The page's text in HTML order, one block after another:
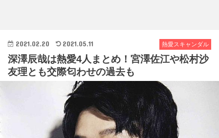
熱愛スキャンダル
2021.02.20 2021.05.11
深澤辰哉は熱愛4人まとめ！宮澤佐江や松村沙
友理とも交際匂わせの過去も